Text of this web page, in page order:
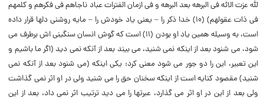
لله عزت الائه فى البرهه بعد البرهه و فى ازمان الفترات عباد ناجاهم فى فکرهم و کلمهم
فى ذات عقولهم) (‌۱۰) خدا ذکر را – یعنى یاد خودش را – مایه روشنى دلها قرار داده
است، به وسیله همین یاد او بودن (‌۱۱) است که گوش انسان سنگینى اش برطرف مى
شود، مى شنود بعد از اینکه نمى شنید، مى بیند بعد از آنکه نمى دید (‌اگر ما باشیم و
این تعبیر، این را دو جور مى شود معنى کرد: یکى اینکه (‌مى شنود بعد از آنکه نمى
شنید) مقصود کنایه است از اینکه سخنان حق را مى شنید ولى در او اثر نمى گذاشت
ولى بعد از این در او اثر مى گذارد، عبرتها را مى دید ترتیب اثر نمى داد، بعد از این